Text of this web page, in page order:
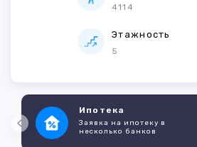
4114
Этажность
5
Ипотека
Заявка на ипотеку в
несколько банков